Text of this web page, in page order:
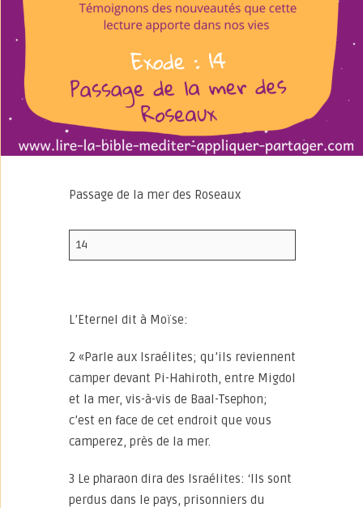
Passage de la mer des Roseaux
14
L’Eternel dit à Moïse:
2 «Parle aux Israélites; qu’ils reviennent
camper devant Pi-Hahiroth, entre Migdol
et la mer, vis-à-vis de Baal-Tsephon;
c’est en face de cet endroit que vous
camperez, près de la mer.
3 Le pharaon dira des Israélites: ‘Ils sont
perdus dans le pays, prisonniers du